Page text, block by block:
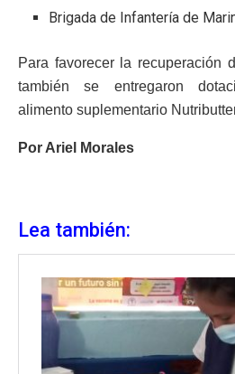
Brigada de Infantería de
Para favorecer la recuperación
también se entregaron
alimento suplementario
Por Ariel Morales
Lea también: